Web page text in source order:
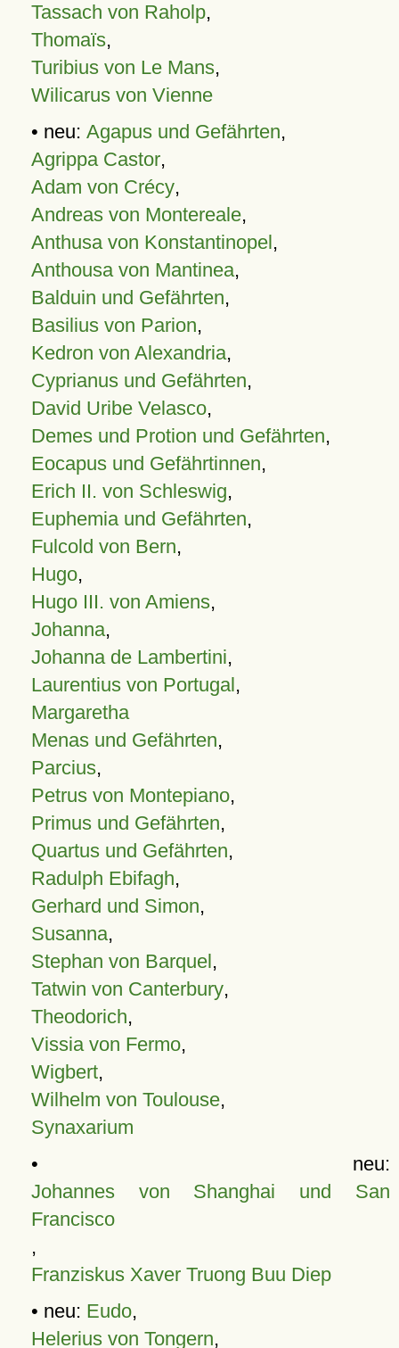
Tassach von Raholp,
Thomaïs,
Turibius von Le Mans,
Wilicarus von Vienne
• neu: Agapus und Gefährten,
Agrippa Castor,
Adam von Crécy,
Andreas von Montereale,
Anthusa von Konstantinopel,
Anthousa von Mantinea,
Balduin und Gefährten,
Basilius von Parion,
Kedron von Alexandria,
Cyprianus und Gefährten,
David Uribe Velasco,
Demes und Protion und Gefährten,
Eocapus und Gefährtinnen,
Erich II. von Schleswig,
Euphemia und Gefährten,
Fulcold von Bern,
Hugo,
Hugo III. von Amiens,
Johanna,
Johanna de Lambertini,
Laurentius von Portugal,
Margaretha
Menas und Gefährten,
Parcius,
Petrus von Montepiano,
Primus und Gefährten,
Quartus und Gefährten,
Radulph Ebifagh,
Gerhard und Simon,
Susanna,
Stephan von Barquel,
Tatwin von Canterbury,
Theodorich,
Vissia von Fermo,
Wigbert,
Wilhelm von Toulouse,
Synaxarium
• neu:
Johannes von Shanghai und San
Francisco
,
Franziskus Xaver Truong Buu Diep
• neu: Eudo,
Helerius von Tongern,